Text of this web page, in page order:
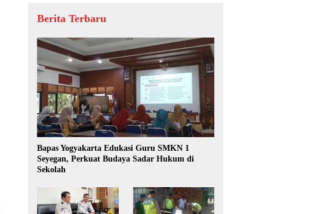
Berita Terbaru
Bapas Yogyakarta Edukasi Guru SMKN 1
Seyegan, Perkuat Budaya Sadar Hukum di
Sekolah